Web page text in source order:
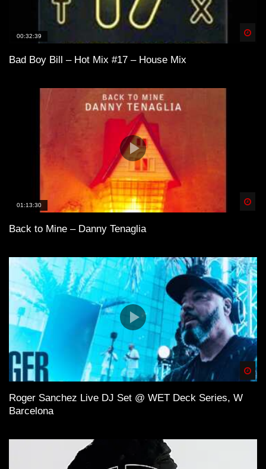
00:32:39
Bad Boy Bill – Hot Mix #17 – House Mix
01:13:30
Back to Mine – Danny Tenaglia
Roger Sanchez Live DJ Set @ WET Deck Series, W
Barcelona